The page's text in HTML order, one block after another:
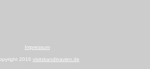
Impressum
2016 visitskandinavien.de